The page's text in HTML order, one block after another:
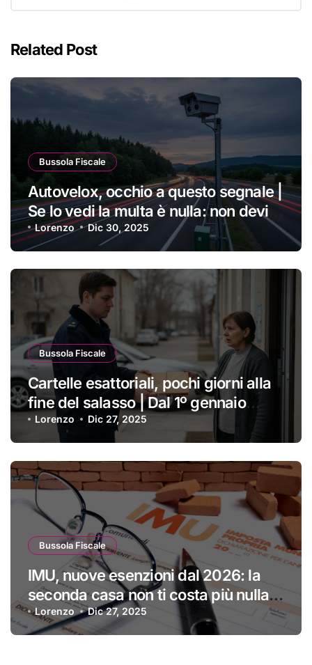
Related Post
Bussola Fiscale
Autovelox, occhio a questo segnale |
Se lo vedi la multa è nulla: non devi
pagare nemmeno un centesimo
Lorenzo Dic 30, 2025
Bussola Fiscale
Cartelle esattoriali, pochi giorni alla
fine del salasso | Dal 1º gennaio
cambia tutto: la nuova Legge è una
manna dal cielo
Lorenzo Dic 27, 2025
Bussola Fiscale
IMU, nuove esenzioni dal 2026: la
seconda casa non ti costa più nulla |
Ma solo se sei in questa lista
Lorenzo Dic 27, 2025